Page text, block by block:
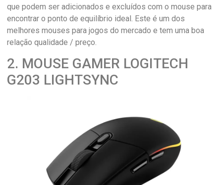
que podem ser adicionados e excluídos com o mouse para
encontrar o ponto de equilíbrio ideal. Este é um dos
melhores mouses para jogos do mercado e tem uma boa
relação qualidade / preço.
2. MOUSE GAMER LOGITECH
G203 LIGHTSYNC